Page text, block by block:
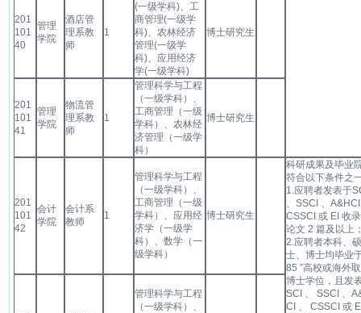
201
101
40
管理
学院
酒店管
理系教
师
1
(一级学科)、工
商管理(一级学
科)、农林经济
管理(一级学
科)、应用经济
学(一级学科)
博士研究生
201
101
41
管理
学院
物流管
理系教
师
1
管理科学与工程
（一级学科）、
工商管理（一级
学科）、农林经
济管理（一级学
科）
博士研究生
201
101
42
会计
学院
会计系
教师
1
管理科学与工程
（一级学科）、
工商管理（一级
学科）、应用经
济学（一级学
科）、数学（一
级学科）
博士研究生
科研成果及毕业
符合以下条件之
1.应聘者发表于
、SSCI 、
CSSCI 或 EI 收
论文 2 篇及以上
2.应聘者本科、硕
士、博士均毕业
85 ”高校或海外
博士学位，且发
SCI 、 SSCI 、
CI 、 CSSCI 或
管理科学与工程
（一级学科）、